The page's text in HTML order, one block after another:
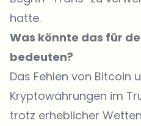
hatte.
Was könnte das für
bedeuten?
Das Fehlen von Bitcoin
Kryptowährungen im
trotz erheblicher